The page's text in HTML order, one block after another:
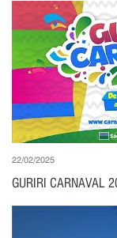
22/02/2025
GURIRI CARNAVAL